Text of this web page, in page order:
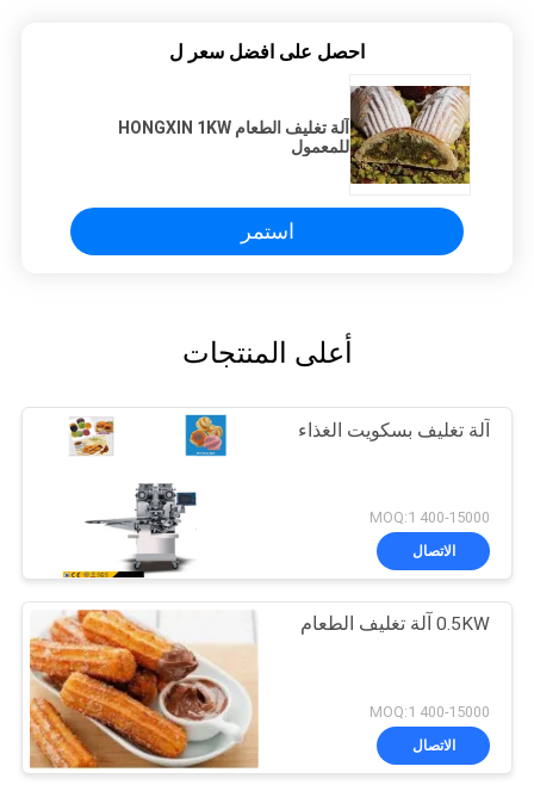
احصل على افضل سعر ل
آلة تغليف الطعام HONGXIN 1KW
للمعمول
استمر
أعلى المنتجات
آلة تغليف بسكويت الغذاء
400-15000 MOQ:1
الاتصال
0.5KW آلة تغليف الطعام
400-15000 MOQ:1
الاتصال